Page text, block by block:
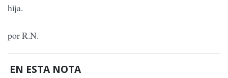
hija.
por R.N.
EN ESTA NOTA